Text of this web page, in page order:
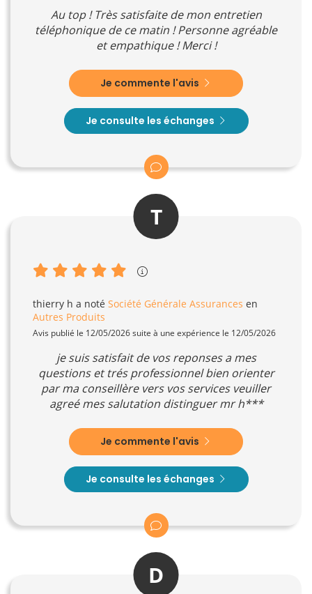
Au top ! Très satisfaite de mon entretien
téléphonique de ce matin ! Personne agréable
et empathique ! Merci !
Je commente l'avis
Je consulte les échanges
T
thierry h a noté Société Générale Assurances en
Autres Produits
Avis publié le 12/05/2026 suite à une expérience le 12/05/2026
je suis satisfait de vos reponses a mes
questions et trés professionnel bien orienter
par ma conseillère vers vos services veuiller
agreé mes salutation distinguer mr h***
Je commente l'avis
Je consulte les échanges
D